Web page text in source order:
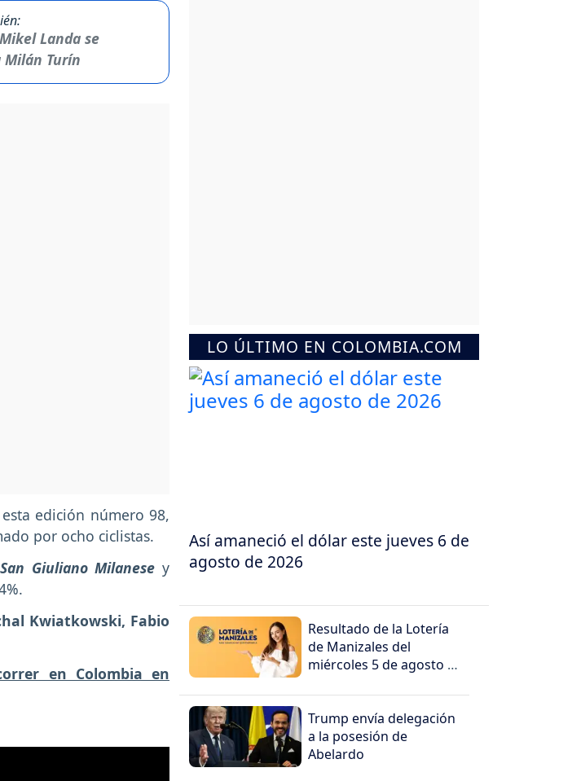
Landa se
Turín
edición número 98,
por ocho ciclistas.
San Giuliano Milanese y
Kwiatkowski, Fabio
en Colombia en
LO ÚLTIMO EN COLOMBIA.COM
Así amaneció el dólar este jueves 6 de
agosto de 2026
Resultado de la Lotería
de Manizales del
miércoles 5 de agosto de
Trump envía delegación
a la posesión de
Abelardo